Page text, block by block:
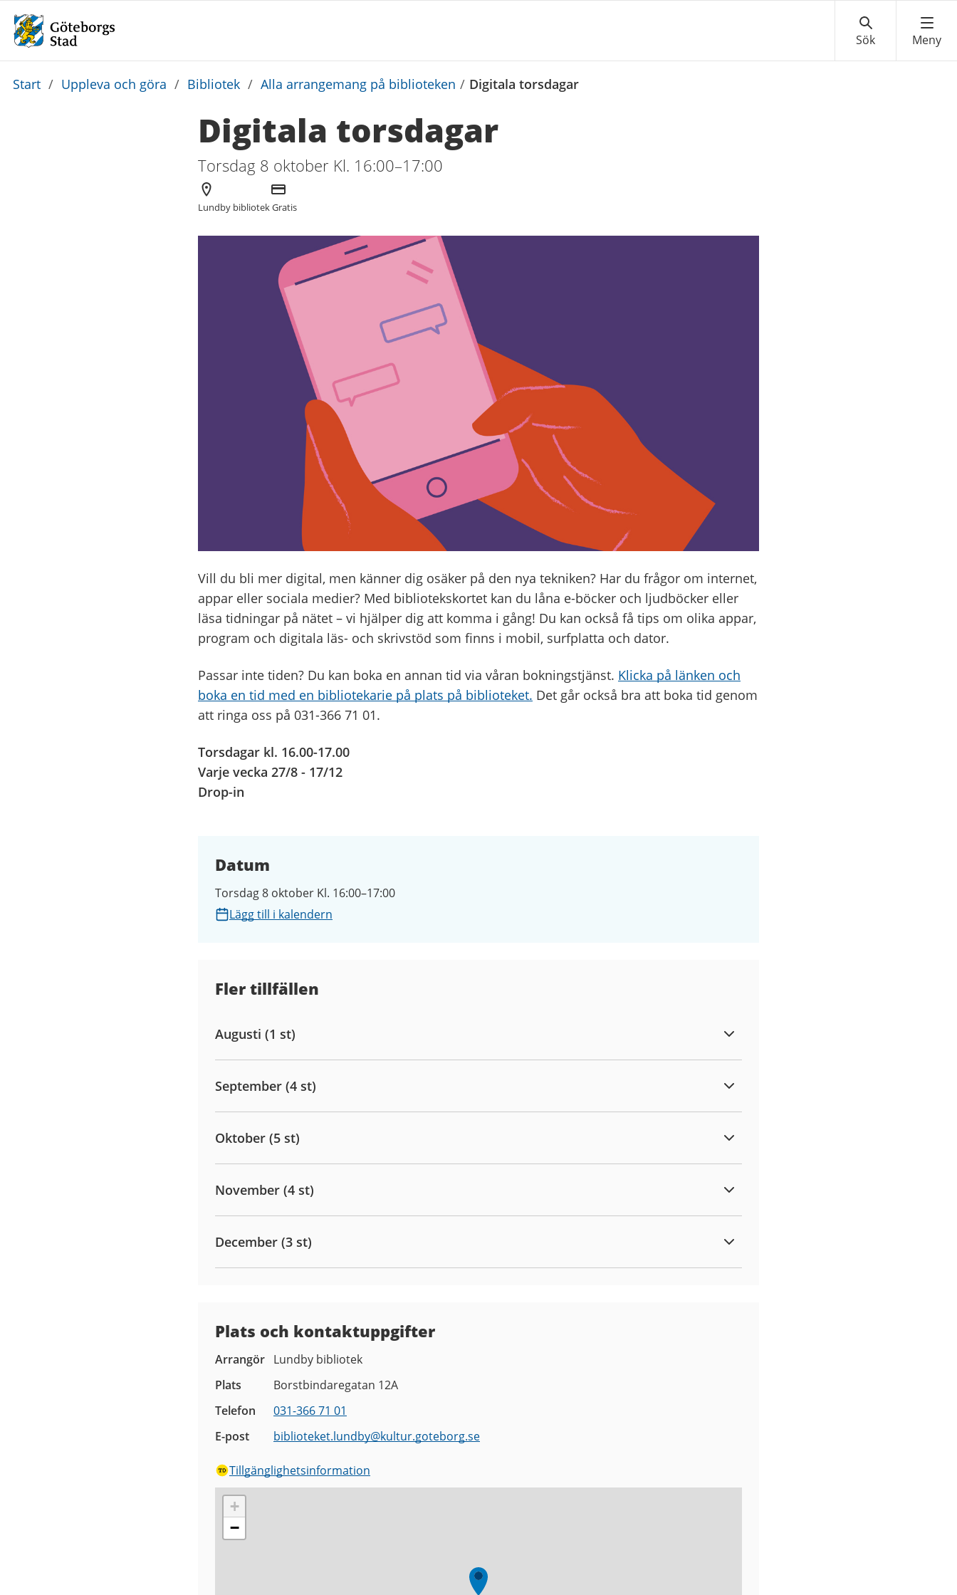
Du
Start / Uppleva och göra / Bibliotek / Alla arrangemang på biblioteken / Digitala torsdagar
Digitala torsdagar
Torsdag 8 oktober Kl. 16:00–17:00
Arrangör
Lundby bibliotek
Kostnad
Gratis
Vill du bli mer digital, men känner dig osäker på den nya tekniken? Har du frågor om internet,
appar eller sociala medier? Med bibliotekskortet kan du låna e-böcker och ljudböcker eller
läsa tidningar på nätet – vi hjälper dig att komma i gång! Du kan också få tips om olika appar,
program och digitala läs- och skrivstöd som finns i mobil, surfplatta och dator.
Passar inte tiden? Du kan boka en annan tid via våran bokningstjänst. Klicka på länken och
boka en tid med en bibliotekarie på plats på biblioteket. Det går också bra att boka tid genom
att ringa oss på 031-366 71 01.
Torsdagar kl. 16.00-17.00
Varje vecka 27/8 - 17/12
Drop-in
Datum
Torsdag 8 oktober Kl. 16:00–17:00
Lägg till i kalendern
Fler tillfällen
Augusti (1 st)
September (4 st)
Oktober (5 st)
November (4 st)
December (3 st)
Plats och kontaktuppgifter
Arrangör Lundby bibliotek
Plats
Borstbindaregatan 12A
Telefon
031-366 71 01
E-post
biblioteket.lundby@kultur.goteborg.se
Tillgänglighetsinformation
+
−